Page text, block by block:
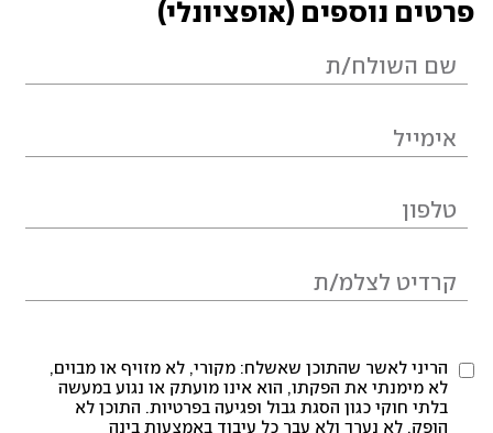
פרטים נוספים (אופציונלי)
הריני לאשר שהתוכן שאשלח: מקורי, לא מזויף או מבוים,
לא מימנתי את הפקתו, הוא אינו מועתק או נגוע במעשה
בלתי חוקי כגון הסגת גבול ופגיעה בפרטיות. התוכן לא
הופק, לא נערך ולא עבר כל עיבוד באמצעות בינה